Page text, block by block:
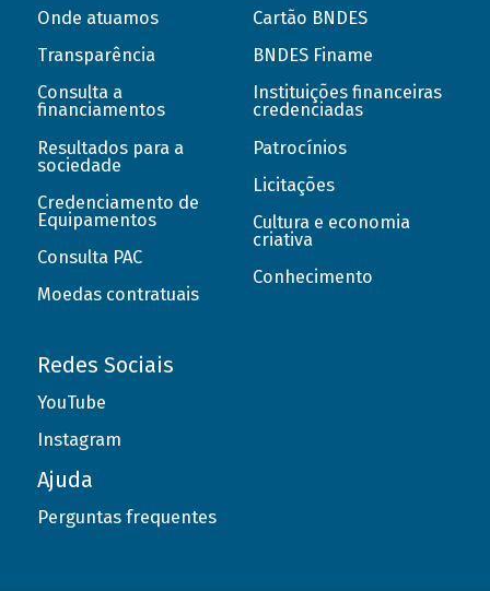
Onde atuamos
Transparência
Consulta a
financiamentos
Resultados para a
sociedade
Credenciamento de
Equipamentos
Consulta PAC
Moedas contratuais
Cartão BNDES
BNDES Finame
Instituições financeiras
credenciadas
Patrocínios
Licitações
Cultura e economia
criativa
Conhecimento
Redes Sociais
YouTube
Instagram
Ajuda
Perguntas frequentes